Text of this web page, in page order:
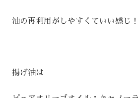
油の再利用がしやすくていい感じ！
揚げ油は